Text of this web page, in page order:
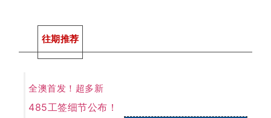
往期推荐
全澳首发！超多新
485工签细节公布！